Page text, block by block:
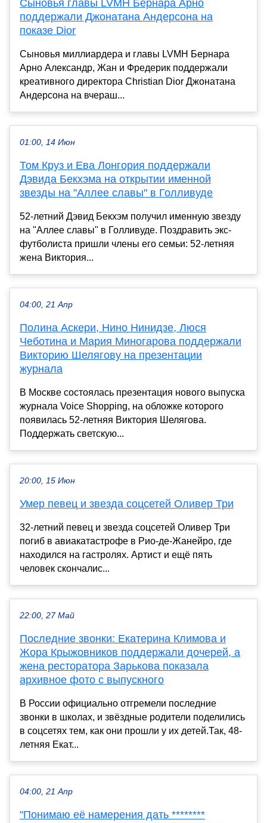
Сыновья главы LVMH Бернара Арно
поддержали Джонатана Андерсона на
показе Dior
Сыновья миллиардера и главы LVMH Бернара
Арно Александр, Жан и Фредерик поддержали
креативного директора Christian Dior Джонатана
Андерсона на вчераш...
01:00, 14 Июн
Том Круз и Ева Лонгория поддержали
Дэвида Бекхэма на открытии именной
звезды на "Аллее славы" в Голливуде
52-летний Дэвид Бекхэм получил именную звезду
на "Аллее славы" в Голливуде. Поздравить экс-
футболиста пришли члены его семьи: 52-летняя
жена Виктория...
04:00, 21 Апр
Полина Аскери, Нино Нинидзе, Люся
Чеботина и Мария Миногарова поддержали
Викторию Шелягову на презентации
журнала
В Москве состоялась презентация нового выпуска
журнала Voice Shopping, на обложке которого
появилась 52-летняя Виктория Шелягова.
Поддержать светскую...
20:00, 15 Июн
Умер певец и звезда соцсетей Оливер Три
32-летний певец и звезда соцсетей Оливер Три
погиб в авиакатастрофе в Рио-де-Жанейро, где
находился на гастролях. Артист и ещё пять
человек скончалис...
22:00, 27 Май
Последние звонки: Екатерина Климова и
Жора Крыжовников поддержали дочерей, а
жена ресторатора Зарькова показала
архивное фото с выпускного
В России официально отгремели последние
звонки в школах, и звёздные родители поделились
в соцсетях тем, как они прошли у их детей.Так, 48-
летняя Екат...
04:00, 21 Апр
"Понимаю её намерения дать ********